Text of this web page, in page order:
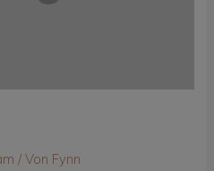
/ Von Fynn